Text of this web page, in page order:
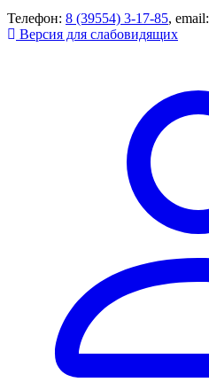
Телефон: 8 (39554) 3-17-85, email:
Версия для слабовидящих